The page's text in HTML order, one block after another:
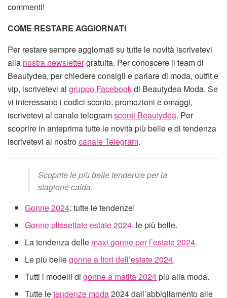
commenti!
COME RESTARE AGGIORNATI
Per restare sempre aggiornati su tutte le novità iscrivetevi
alla nostra newslettergratuita. Per conoscere il team di
Beautydea, per chiedere consigli e parlare di moda, outfit e
vip, iscrivetevi al gruppo Facebookdi Beautydea Moda. Se
vi interessano i codici sconto, promozioni e omaggi,
iscrivetevi al canale telegramsconti Beautydea. Per
scoprire in anteprima tutte le novità più belle e di tendenza
iscrivetevi al nostrocanale Telegram.
Scoprite le più belle tendenze per la
stagione calda:
Gonne 2024: tutte le tendenze!
Gonne plissettate estate 2024, le più belle.
La tendenza delle maxi gonne per l’estate 2024.
Le più bellegonne a fiori dell’estate 2024.
Tutti i modelli digonne a matita 2024più alla moda.
Tutte letendenze moda2024 dall’abbigliamento alle